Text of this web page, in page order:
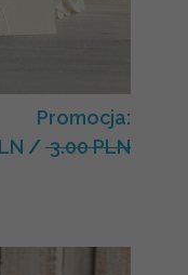
Promocja:
/ 3.00 PLN